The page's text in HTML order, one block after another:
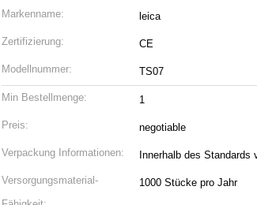
Markenname: leica
Zertifizierung: CE
Modellnummer: TS07
Min Bestellmenge: 1
Preis: negotiable
Verpackung Informationen: Innerhalb des
Versorgungsmaterial-
1000 Stücke pro Jahr